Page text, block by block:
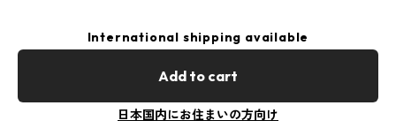
International shipping available
Add to cart
日本国内にお住まいの方向け